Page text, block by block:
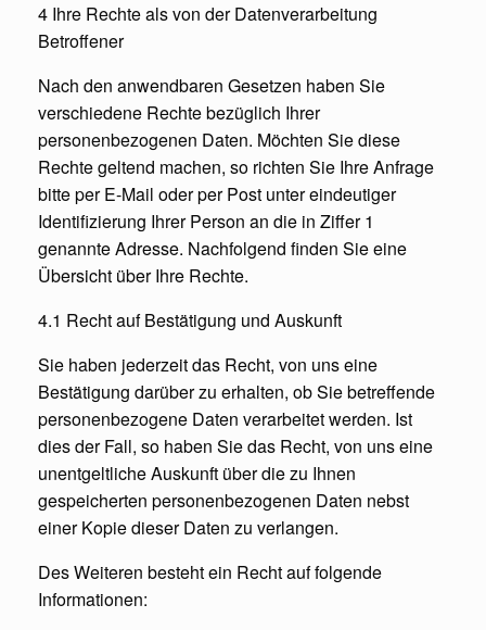
4 Ihre Rechte als von der Datenverarbeitung
Betroffener
Nach den anwendbaren Gesetzen haben Sie
verschiedene Rechte bezüglich Ihrer
personenbezogenen Daten. Möchten Sie diese
Rechte geltend machen, so richten Sie Ihre Anfrage
bitte per E-Mail oder per Post unter eindeutiger
Identifizierung Ihrer Person an die in Ziffer 1
genannte Adresse. Nachfolgend finden Sie eine
Übersicht über Ihre Rechte.
4.1 Recht auf Bestätigung und Auskunft
Sie haben jederzeit das Recht, von uns eine
Bestätigung darüber zu erhalten, ob Sie betreffende
personenbezogene Daten verarbeitet werden. Ist
dies der Fall, so haben Sie das Recht, von uns eine
unentgeltliche Auskunft über die zu Ihnen
gespeicherten personenbezogenen Daten nebst
einer Kopie dieser Daten zu verlangen.
Des Weiteren besteht ein Recht auf folgende
Informationen: